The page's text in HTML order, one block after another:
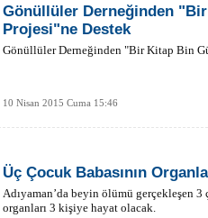
Gönüllüler Derneğinden
Projesi"ne Destek
Gönüllüler Derneğinden "Bir Kitap Bin
10 Nisan 2015 Cuma 15:46
Üç Çocuk Babasının
Adıyaman’da beyin ölümü gerçekleşen 3
organları 3 kişiye hayat olacak.